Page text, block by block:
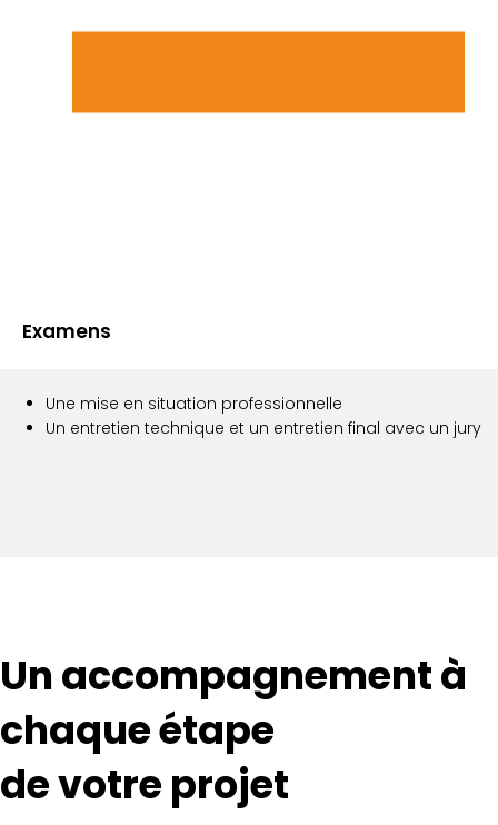
Examens
Une mise en situation professionnelle
Un entretien technique et un entretien final avec un jury
Un accompagnement à
chaque étape
de votre projet